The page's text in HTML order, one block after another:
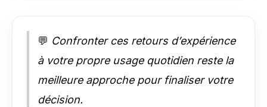
💬 Confronter ces retours d’expérience
à votre propre usage quotidien reste la
meilleure approche pour finaliser votre
décision.